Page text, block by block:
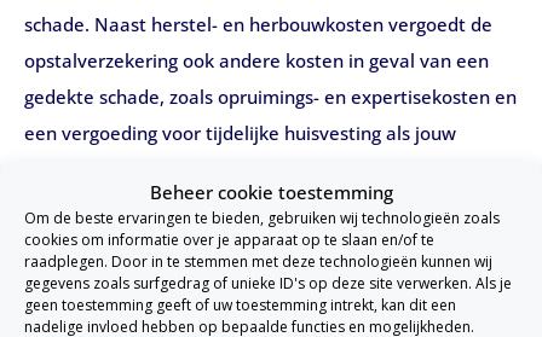
Beheer cookie toestemming
Om de beste ervaringen te bieden, gebruiken wij technologieën zoals
cookies om informatie over je apparaat op te slaan en/of te
raadplegen. Door in te stemmen met deze technologieën kunnen wij
gegevens zoals surfgedrag of unieke ID's op deze site verwerken. Als je
geen toestemming geeft of uw toestemming intrekt, kan dit een
nadelige invloed hebben op bepaalde functies en mogelijkheden.
schade. Naast herstel- en herbouwkosten vergoedt de
opstalverzekering ook andere kosten in geval van een
gedekte schade, zoals opruimings- en expertisekosten en
een vergoeding voor tijdelijke huisvesting als jouw
Zeer Compleet
Garantie Tegen Onderverzekering
Dekkingen opstalverzekering De Zeeuwse